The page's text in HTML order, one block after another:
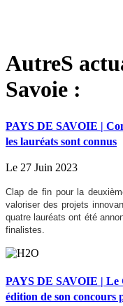
AutreS
Savoie :
PAYS DE SAVOIE |
les lauréats sont connus
Le 27 Juin 2023
Clap de fin pour la
valoriser des projets
quatre lauréats ont été
finalistes.
PAYS DE SAVOIE | Le
édition de son concours